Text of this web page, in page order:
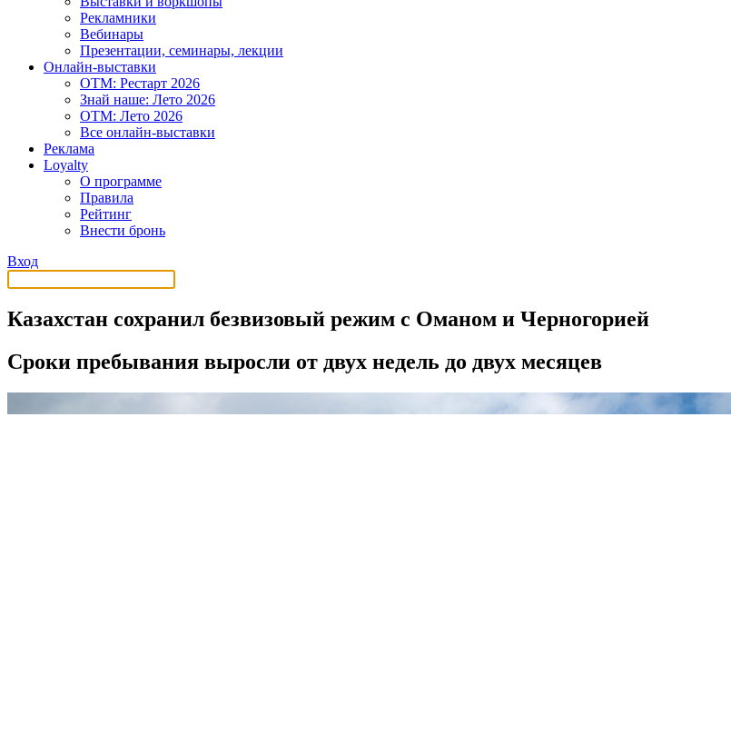
Рекламники
Вебинары
Презентации, семинары, лекции
Онлайн-выставки
OTM: Рестарт 2026
Знай наше: Лето 2026
OTM: Лето 2026
Все онлайн-выставки
Реклама
Loyalty
О программе
Правила
Рейтинг
Внести бронь
Вход
Казахстан сохранил безвизовый режим с Оманом и Черногорией
Сроки пребывания выросли от двух недель до двух месяцев